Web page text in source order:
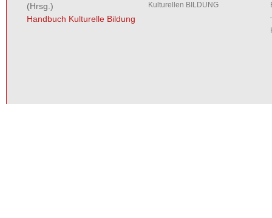
(Hrsg.)
Handbuch Kulturelle Bildung
Kulturellen BILDUNG